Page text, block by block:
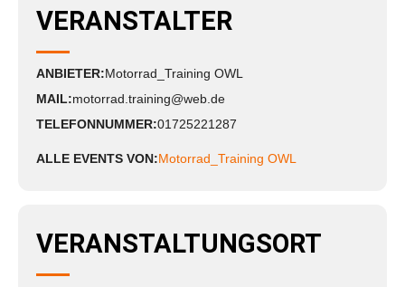
VERANSTALTER
ANBIETER:Motorrad_Training OWL
MAIL:motorrad.training@web.de
TELEFONNUMMER:01725221287
ALLE EVENTS VON:Motorrad_Training OWL
VERANSTALTUNGSORT